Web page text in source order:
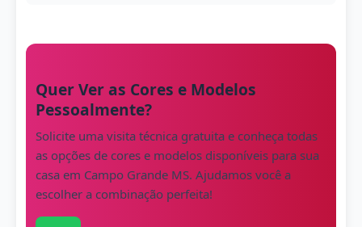
Quer Ver as Cores e Modelos
Pessoalmente?
Solicite uma visita técnica gratuita e conheça todas
as opções de cores e modelos disponíveis para sua
casa em Campo Grande MS. Ajudamos você a
escolher a combinação perfeita!